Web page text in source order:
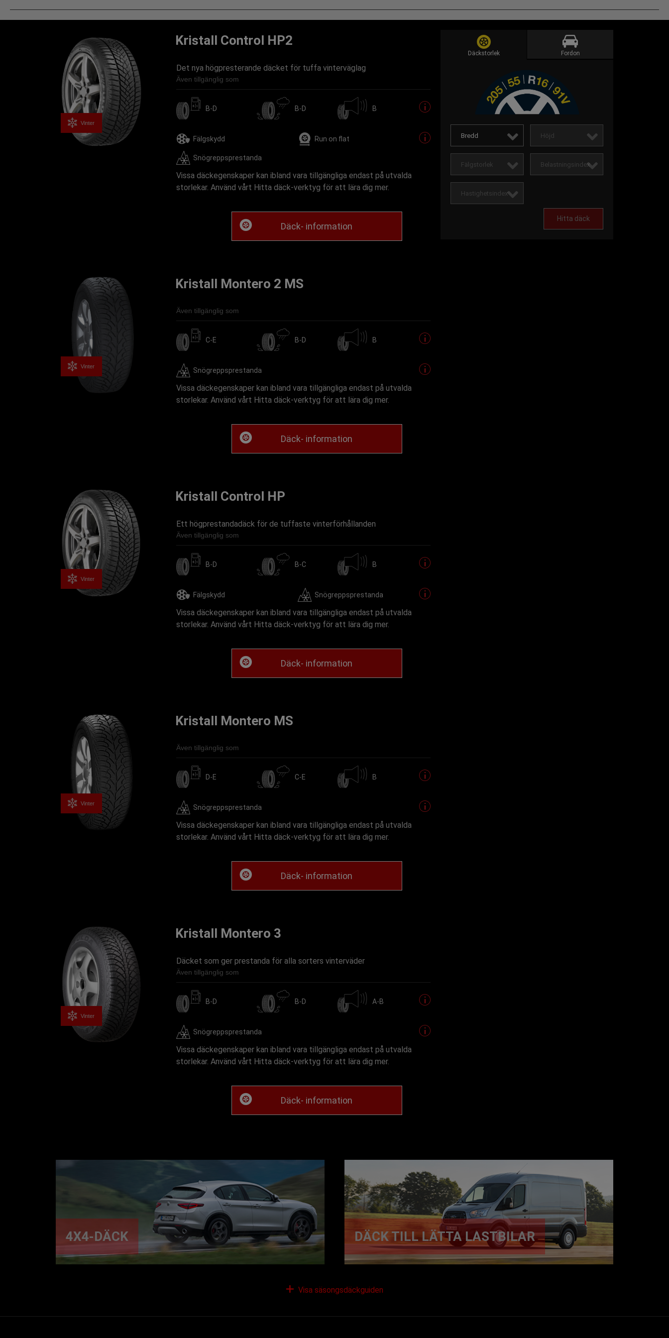
Vinter
Kristall Control HP2
Det nya högpresterande däcket för tuffa vinterväglag
Även tillgänglig som
B-D B-D B
Fälgskydd Run on flat
Snögreppsprestanda
Vissa däckegenskaper kan ibland vara tillgängliga endast på utvalda
storlekar. Använd vårt Hitta däck-verktyg för att lära dig mer.
Däck- information
Vinter
Kristall Montero 2 MS
Även tillgänglig som
C-E B-D B
Snögreppsprestanda
Vissa däckegenskaper kan ibland vara tillgängliga endast på utvalda
storlekar. Använd vårt Hitta däck-verktyg för att lära dig mer.
Däck- information
Vinter
Kristall Control HP
Ett högprestandadäck för de tuffaste vinterförhållanden
Även tillgänglig som
B-D B-C B
Fälgskydd Snögreppsprestanda
Vissa däckegenskaper kan ibland vara tillgängliga endast på utvalda
storlekar. Använd vårt Hitta däck-verktyg för att lära dig mer.
Däck- information
Vinter
Kristall Montero MS
Även tillgänglig som
D-E C-E B
Snögreppsprestanda
Vissa däckegenskaper kan ibland vara tillgängliga endast på utvalda
storlekar. Använd vårt Hitta däck-verktyg för att lära dig mer.
Däck- information
Vinter
Kristall Montero 3
Däcket som ger prestanda för alla sorters vinterväder
Även tillgänglig som
B-D B-D A-B
Snögreppsprestanda
Vissa däckegenskaper kan ibland vara tillgängliga endast på utvalda
storlekar. Använd vårt Hitta däck-verktyg för att lära dig mer.
Däck- information
Däckstorlek Fordon
Bredd Höjd
Fälgstorlek Belastningsindex
Hastighetsindex
Hitta däck
4X4-DÄCK DÄCK TILL LÄTTA LASTBILAR
Visa säsongsdäckguiden